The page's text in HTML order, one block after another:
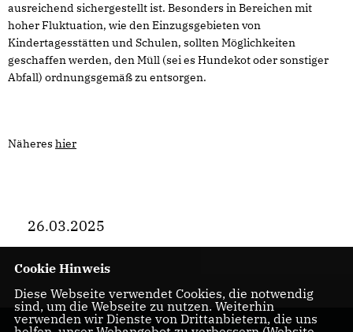
ausreichend sichergestellt ist. Besonders in Bereichen mit
hoher Fluktuation, wie den Einzugsgebieten von
Kindertagesstätten und Schulen, sollten Möglichkeiten
geschaffen werden, den Müll (sei es Hundekot oder sonstiger
Abfall) ordnungsgemäß zu entsorgen.
Näheres hier
26.03.2025
Cookie Hinweis
Diese Webseite verwendet Cookies, die notwendig
sind, um die Webseite zu nutzen. Weiterhin
verwenden wir Dienste von Drittanbietern, die uns